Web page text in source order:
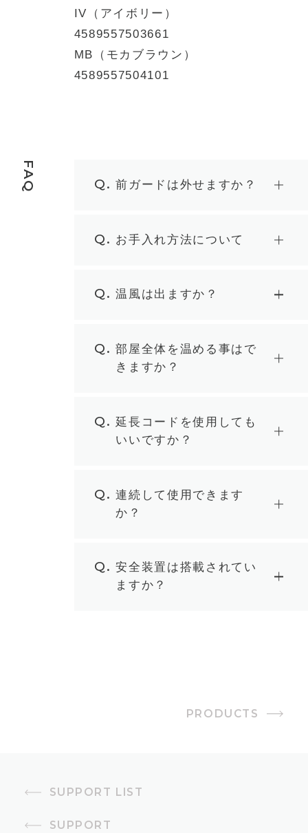
IV（アイボリー）
4589557503661
MB（モカブラウン）
4589557504101
FAQ Q. 前ガードは外せますか？
Q. お手入れ方法について
Q. 温風は出ますか？
Q. 部屋全体を温める事はで
きますか？
Q. 延長コードを使用しても
いいですか？
Q. 連続して使用できます
か？
Q. 安全装置は搭載されてい
ますか？
SUPPORT LIST
SUPPORT
PRODUCTS